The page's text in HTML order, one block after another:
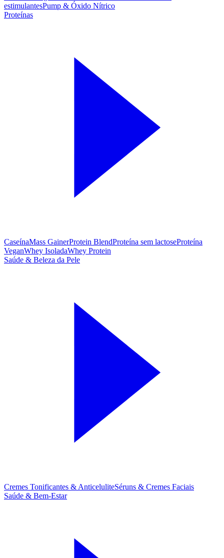
estimulantesPump & Óxido Nítrico
Proteínas
CaseínaMass GainerProtein BlendProteína sem lactoseProteína
VeganWhey IsoladaWhey Protein
Saúde & Beleza da Pele
Cremes Tonificantes & AnticeluliteSéruns & Cremes Faciais
Saúde & Bem-Estar